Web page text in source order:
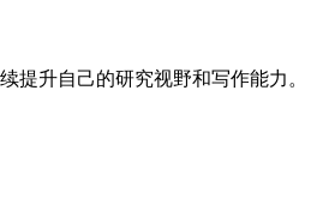
提升自己的研究视野和写作能力。